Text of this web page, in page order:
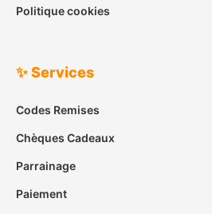
Politique cookies
✨ Services
Codes Remises
Chèques Cadeaux
Parrainage
Paiement